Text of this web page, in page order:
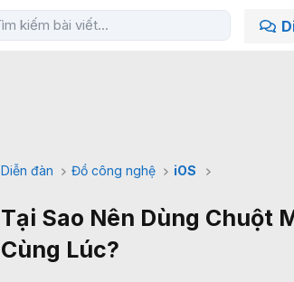
Diễn đàn Đồ công nghệ iOS
Tại Sao Nên Dùng Chuột
Cùng Lúc?